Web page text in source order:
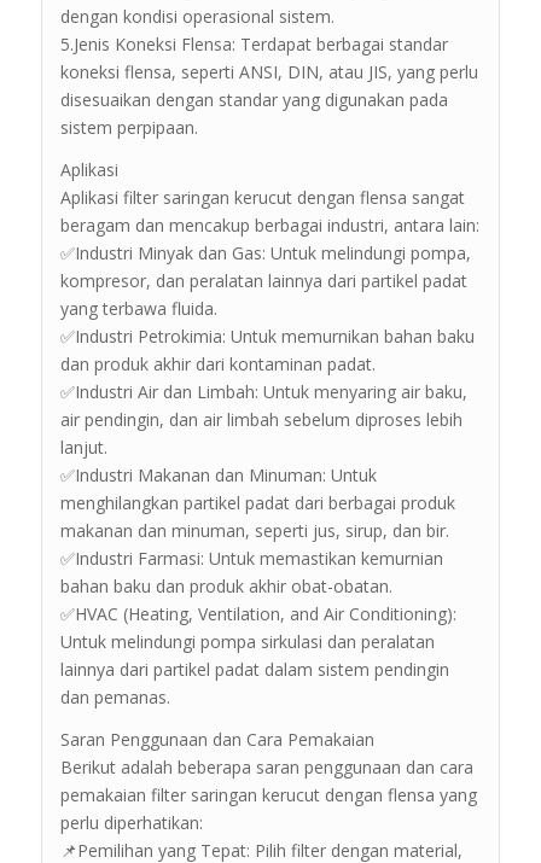
dengan kondisi operasional sistem.
5.Jenis Koneksi Flensa: Terdapat berbagai standar
koneksi flensa, seperti ANSI, DIN, atau JIS, yang perlu
disesuaikan dengan standar yang digunakan pada
sistem perpipaan.
Aplikasi
Aplikasi filter saringan kerucut dengan flensa sangat
beragam dan mencakup berbagai industri, antara lain:
✅Industri Minyak dan Gas: Untuk melindungi pompa,
kompresor, dan peralatan lainnya dari partikel padat
yang terbawa fluida.
✅Industri Petrokimia: Untuk memurnikan bahan baku
dan produk akhir dari kontaminan padat.
✅Industri Air dan Limbah: Untuk menyaring air baku,
air pendingin, dan air limbah sebelum diproses lebih
lanjut.
✅Industri Makanan dan Minuman: Untuk
menghilangkan partikel padat dari berbagai produk
makanan dan minuman, seperti jus, sirup, dan bir.
✅Industri Farmasi: Untuk memastikan kemurnian
bahan baku dan produk akhir obat-obatan.
✅HVAC (Heating, Ventilation, and Air Conditioning):
Untuk melindungi pompa sirkulasi dan peralatan
lainnya dari partikel padat dalam sistem pendingin
dan pemanas.
Saran Penggunaan dan Cara Pemakaian
Berikut adalah beberapa saran penggunaan dan cara
pemakaian filter saringan kerucut dengan flensa yang
perlu diperhatikan:
📌Pemilihan yang Tepat: Pilih filter dengan material,